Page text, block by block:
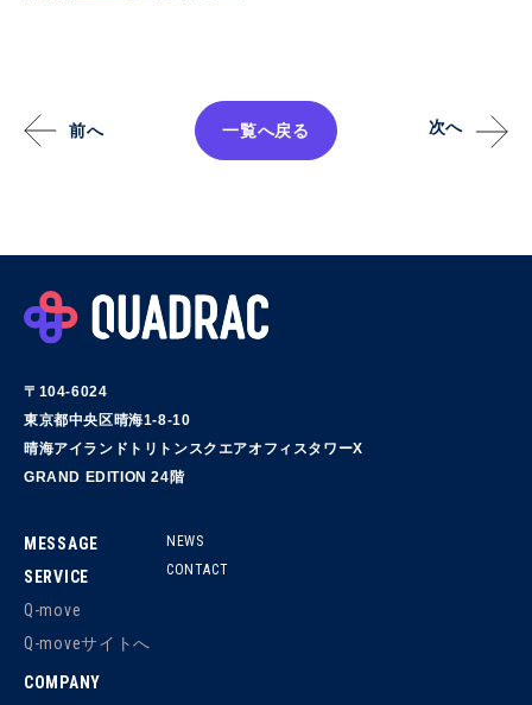
前へ 一覧へ戻る 次へ
〒104-6024
東京都中央区晴海1-8-10
晴海アイランドトリトンスクエアオフィスタワーX
GRAND EDITION 24階
MESSAGE
SERVICE
Q-move
Q-moveサイトへ
COMPANY
NEWS
CONTACT